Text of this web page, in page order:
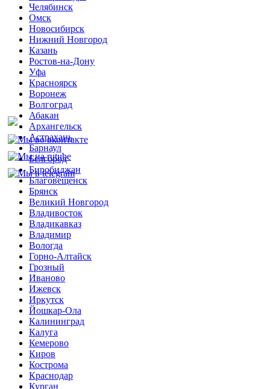
Челябинск
Омск
Новосибирск
Нижний Новгород
Казань
Ростов-на-Дону
Уфа
Красноярск
Воронеж
Волгоград
Абакан
Архангельск
Астрахань
Барнаул
Белгород
Биробиджан
Благовещенск
Брянск
Великий Новгород
Владивосток
Владикавказ
Владимир
Вологда
Горно-Алтайск
Грозный
Иваново
Ижевск
Иркутск
Йошкар-Ола
Калининград
Калуга
Кемерово
Киров
Кострома
Краснодар
Курган